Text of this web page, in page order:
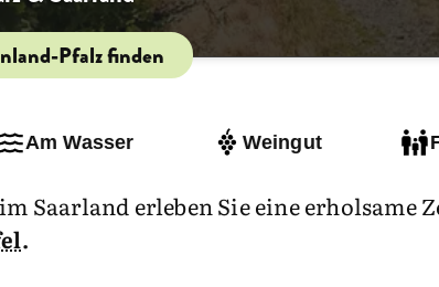
Pfalz finden
Am Wasser Weingut
Saarland erleben Sie eine erholsame
.